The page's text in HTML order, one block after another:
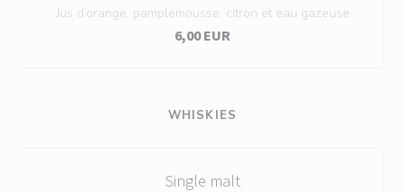
Jus d’orange, pamplemousse, citron et eau gazeuse
6,00 EUR
WHISKIES
Single malt